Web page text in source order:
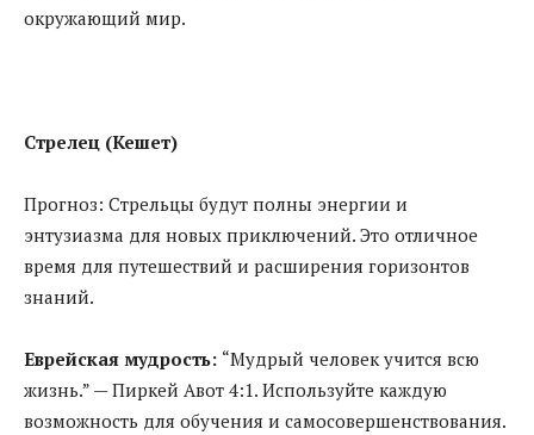
окружающий мир.
Стрелец (Кешет)
Прогноз: Стрельцы будут полны энергии и
энтузиазма для новых приключений. Это отличное
время для путешествий и расширения горизонтов
знаний.
Еврейская мудрость: “Мудрый человек учится всю
жизнь.” — Пиркей Авот 4:1. Используйте каждую
возможность для обучения и самосовершенствования.